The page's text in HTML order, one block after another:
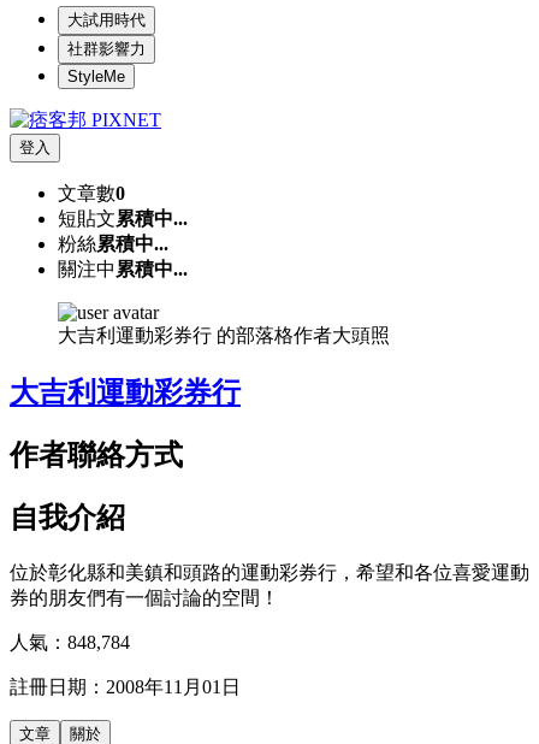
大試用時代
社群影響力
StyleMe
登入
文章數0
短貼文累積中...
粉絲累積中...
關注中 累積中...
大吉利運動彩券行 的部落格作者大頭照
大吉利運動彩券行
作者聯絡方式
自我介紹
位於彰化縣和美鎮和頭路的運動彩券行，希望和各位喜愛運動
券的朋友們有一個討論的空間！
人氣： 848,784
註冊日期： 2008年11月01日
文章 關於